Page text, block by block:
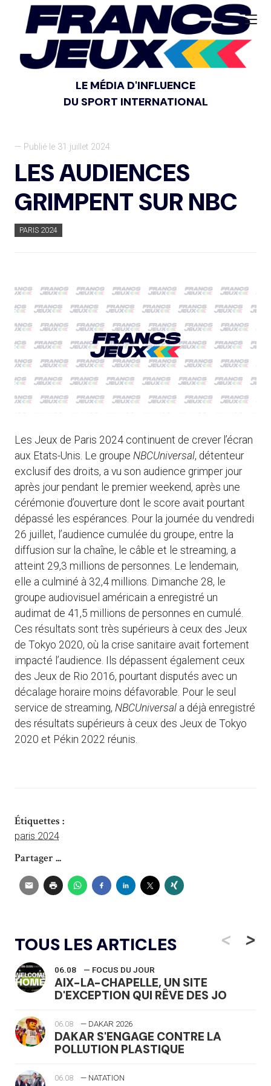
LE MÉDIA D'INFLUENCE
DU SPORT INTERNATIONAL
— Publié le 31 juillet 2024
LES AUDIENCES
GRIMPENT SUR NBC
PARIS 2024
Les Jeux de Paris 2024 continuent de crever l’écran
aux Etats-Unis. Le groupe NBCUniversal, détenteur
exclusif des droits, a vu son audience grimper jour
après jour pendant le premier weekend, après une
cérémonie d’ouverture dont le score avait pourtant
dépassé les espérances. Pour la journée du vendredi
26 juillet, l’audience cumulée du groupe, entre la
diffusion sur la chaîne, le câble et le streaming, a
atteint 29,3 millions de personnes. Le lendemain,
elle a culminé à 32,4 millions. Dimanche 28, le
groupe audiovisuel américain a enregistré un
audimat de 41,5 millions de personnes en cumulé.
Ces résultats sont très supérieurs à ceux des Jeux
de Tokyo 2020, où la crise sanitaire avait fortement
impacté l’audience. Ils dépassent également ceux
des Jeux de Rio 2016, pourtant disputés avec un
décalage horaire moins défavorable. Pour le seul
service de streaming, NBCUniversal a déjà enregistré
des résultats supérieurs à ceux des Jeux de Tokyo
2020 et Pékin 2022 réunis.
Étiquettes :
paris 2024
Partager ...
TOUS LES ARTICLES <
06.08 — FOCUS DU JOUR
AIX-LA-CHAPELLE, UN SITE
D'EXCEPTION QUI RÊVE DES JO
06.08 — DAKAR 2026
DAKAR S'ENGAGE CONTRE LA
POLLUTION PLASTIQUE
06.08 — NATATION
>